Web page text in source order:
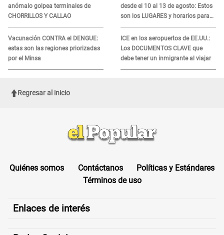
anómalo golpea terminales de
CHORRILLOS Y CALLAO
Vacunación CONTRA el DENGUE:
estas son las regiones priorizadas
por el Minsa
desde el 10 al 13 de agosto: Estos
son los LUGARES y horarios para
recibir la ayuda
ICE en los aeropuertos de EE.UU.:
Los DOCUMENTOS CLAVE que
debe tener un inmigrante al viajar
Regresar al inicio
Quiénes somos Contáctanos
Políticas y Estándares
Términos de uso
Enlaces de interés